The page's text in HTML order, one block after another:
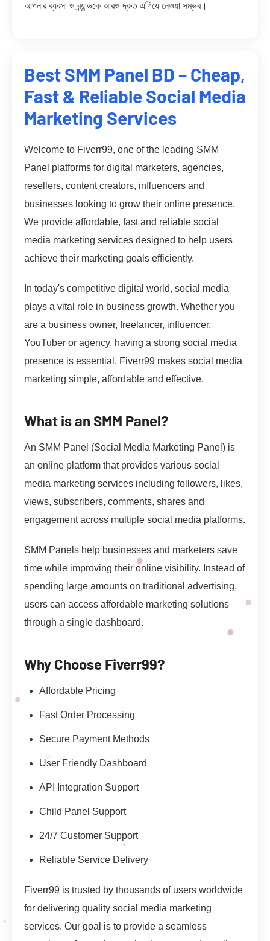
আপনার ব্যবসা ও ব্র্যান্ডকে আরও দ্রুত এগিয়ে নেওয়া সম্ভব।
Best SMM Panel BD – Cheap,
Fast & Reliable Social Media
Marketing Services
Welcome to Fiverr99, one of the leading SMM
Panel platforms for digital marketers, agencies,
resellers, content creators, influencers and
businesses looking to grow their online presence.
We provide affordable, fast and reliable social
media marketing services designed to help users
achieve their marketing goals efficiently.
In today's competitive digital world, social media
plays a vital role in business growth. Whether you
are a business owner, freelancer, influencer,
YouTuber or agency, having a strong social media
presence is essential. Fiverr99 makes social media
marketing simple, affordable and effective.
What is an SMM Panel?
An SMM Panel (Social Media Marketing Panel) is
an online platform that provides various social
media marketing services including followers, likes,
views, subscribers, comments, shares and
engagement across multiple social media platforms.
SMM Panels help businesses and marketers save
time while improving their online visibility. Instead of
spending large amounts on traditional advertising,
users can access affordable marketing solutions
through a single dashboard.
Why Choose Fiverr99?
Affordable Pricing
Fast Order Processing
Secure Payment Methods
User Friendly Dashboard
API Integration Support
Child Panel Support
24/7 Customer Support
Reliable Service Delivery
Fiverr99 is trusted by thousands of users worldwide
for delivering quality social media marketing
services. Our goal is to provide a seamless